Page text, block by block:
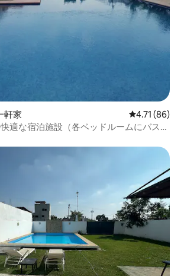
軒家 レビュー86
4.71 (86)
適な宿泊施設（各ベッドルームにバスル